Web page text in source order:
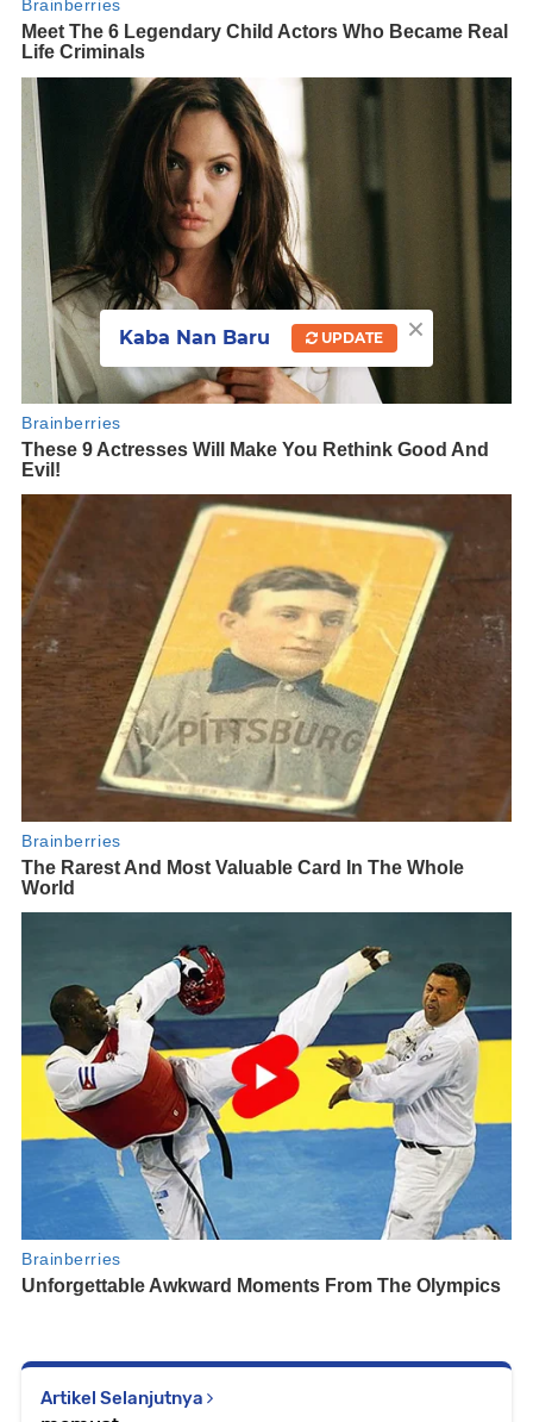
Artikel Selanjutnya
×
Kaba Nan Baru UPDATE